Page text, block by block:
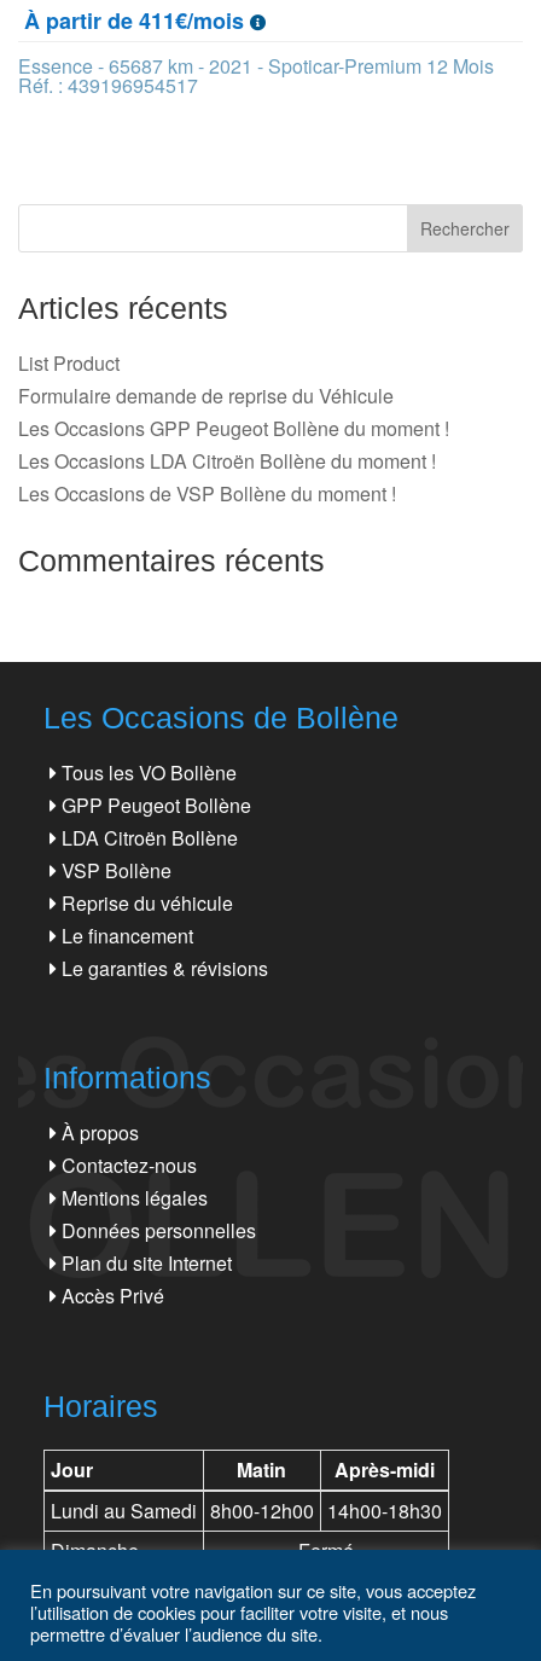
À partir de 411€/mois
Essence - 65687 km - 2021 - Spoticar-Premium 12 Mois
Réf. : 439196954517
Articles récents
List Product
Formulaire demande de reprise du Véhicule
Les Occasions GPP Peugeot Bollène du moment !
Les Occasions LDA Citroën Bollène du moment !
Les Occasions de VSP Bollène du moment !
Commentaires récents
Les Occasions de Bollène
Tous les VO Bollène
GPP Peugeot Bollène
LDA Citroën Bollène
VSP Bollène
Reprise du véhicule
Le financement
Le garanties & révisions
Informations
À propos
Contactez-nous
Mentions légales
Données personnelles
Plan du site Internet
Accès Privé
Horaires
Jour Matin
Après-midi
Lundi au Samedi 8h00-12h00 14h00-18h30
Dimanche
Fermé